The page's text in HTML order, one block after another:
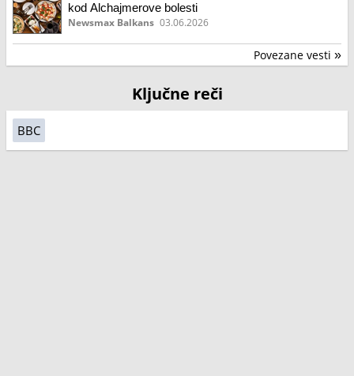
kod Alchajmerove bolesti
Newsmax Balkans 03.06.2026
Povezane vesti »
Ključne reči
BBC